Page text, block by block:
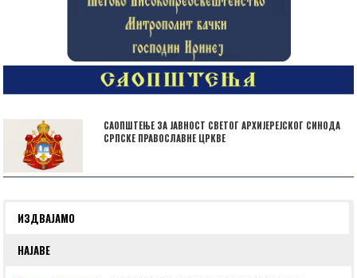
САОПШТЕЊЕ ЗА ЈАВНОСТ СВЕТОГ АРХИЈЕРЕЈСКОГ СИНОДА
СРПСКЕ ПРАВОСЛАВНЕ ЦРКВЕ
ИЗДВАЈАМО
НАЈАВЕ